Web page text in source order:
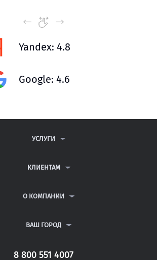
Yandex: 4.8
Google: 4.6
УСЛУГИ
ДИПЛОМНЫЕ РАБОТЫ
РЕФЕРАТЫ
КЛИЕНТАМ
ВОПРОСЫ И ОТВЕТЫ
КОНФИДЕНЦИАЛЬНОСТИ
О КОМПАНИИ
КОНТАКТЫ
ВАШ ГОРОД
САНКТ-ПЕТЕРБУРГ
8 800 551 4007